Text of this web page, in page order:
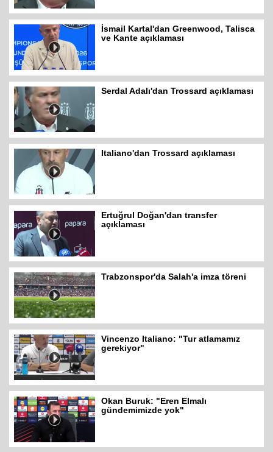
İsmail Kartal'dan Greenwood, Talisca
ve Kante açıklaması
Serdal Adalı'dan Trossard açıklaması
Italiano'dan Trossard açıklaması
Ertuğrul Doğan'dan transfer
açıklaması
Trabzonspor'da Salah'a imza töreni
Vincenzo Italiano: "Tur atlamamız
gerekiyor"
Okan Buruk: "Eren Elmalı
gündemimizde yok"